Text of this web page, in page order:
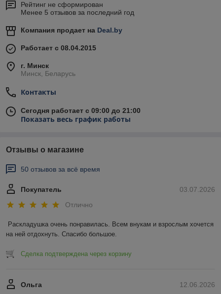
Рейтинг не сформирован
Менее 5 отзывов за последний год
Компания продает на Deal.by
Работает с 08.04.2015
г. Минск
Минск, Беларусь
Контакты
Сегодня работает с 09:00 до 21:00
Показать весь график работы
Отзывы о магазине
50 отзывов за всё время
03.07.2026
Покупатель
Отлично
Раскладушка очень понравилась. Всем внукам и взрослым хочется
на ней отдохнуть. Спасибо большое.
Сделка подтверждена через корзину
12.06.2026
Ольга